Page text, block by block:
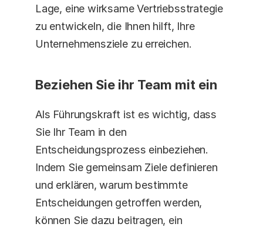
Lage, eine wirksame Vertriebsstrategie
zu entwickeln, die Ihnen hilft, Ihre
Unternehmensziele zu erreichen.
Beziehen Sie ihr Team mit ein
Als Führungskraft ist es wichtig, dass
Sie Ihr Team in den
Entscheidungsprozess einbeziehen.
Indem Sie gemeinsam Ziele definieren
und erklären, warum bestimmte
Entscheidungen getroffen werden,
können Sie dazu beitragen, ein